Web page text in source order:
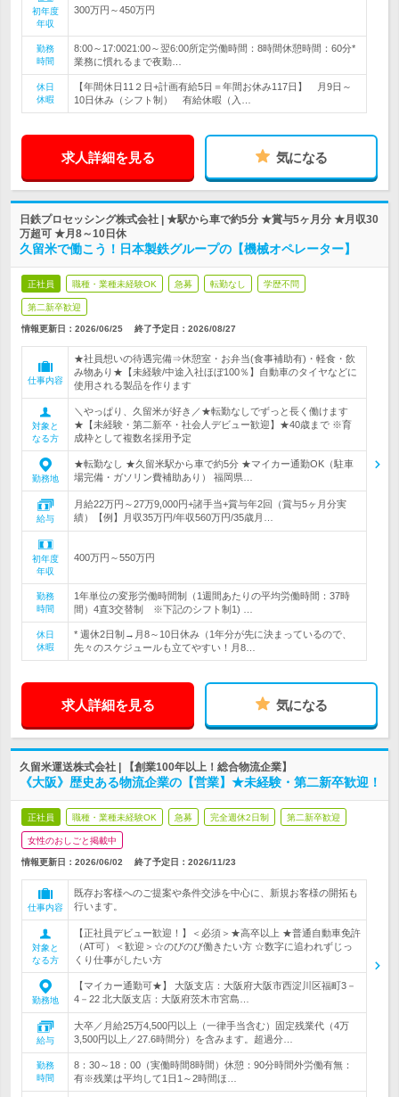
初年度
年収
300万円～450万円
勤務
時間
8:00～17:0021:00～翌6:00所定労働時間：8時間休憩時間：60分*
業務に慣れるまで夜勤…
休日
休暇
【年間休日11２日+計画有給5日＝年間お休み117日】 月9日～
10日休み（シフト制） 有給休暇（入…
求人詳細を見る 気になる
日鉄プロセッシング株式会社 | ★駅から車で約5分 ★賞与5ヶ月分 ★月収30
万超可 ★月8～10日休
久留米で働こう！日本製鉄グループの【機械オペレーター】
正社員 職種・業種未経験OK 急募 転勤なし 学歴不問
第二新卒歓迎
情報更新日：2026/06/25 終了予定日： 2026/08/27
仕事内容
★社員想いの待遇完備⇒休憩室・お弁当(食事補助有)・軽食・飲
み物あり★【未経験/中途入社ほぼ100％】自動車のタイヤなどに
使用される製品を作ります
対象と
なる方
＼やっぱり、久留米が好き／★転勤なしでずっと長く働けます
★【未経験・第二新卒・社会人デビュー歓迎】★40歳まで ※育
成枠として複数名採用予定
勤務地
★転勤なし ★久留米駅から車で約5分 ★マイカー通勤OK（駐車
場完備・ガソリン費補助あり） 福岡県…
給与
月給22万円～27万9,000円+諸手当+賞与年2回（賞与5ヶ月分実
績）【例】月収35万円/年収560万円/35歳月…
初年度
年収
400万円～550万円
勤務
時間
1年単位の変形労働時間制（1週間あたりの平均労働時間：37時
間）4直3交替制 ※下記のシフト制1) …
休日
休暇
* 週休2日制→月8～10日休み（1年分が先に決まっているので、
先々のスケジュールも立てやすい！月8…
求人詳細を見る 気になる
久留米運送株式会社 | 【創業100年以上！総合物流企業】
《大阪》歴史ある物流企業の【営業】★未経験・第二新卒歓迎！
正社員 職種・業種未経験OK 急募 完全週休2日制 第二新卒歓迎
女性のおしごと掲載中
情報更新日：2026/06/02 終了予定日： 2026/11/23
仕事内容
既存お客様へのご提案や条件交渉を中心に、新規お客様の開拓も
行います。
対象と
なる方
【正社員デビュー歓迎！】＜必須＞★高卒以上 ★普通自動車免許
（AT可）＜歓迎＞☆のびのび働きたい方 ☆数字に追われずじっ
くり仕事がしたい方
勤務地
【マイカー通勤可★】 大阪支店：大阪府大阪市西淀川区福町3－
4－22 北大阪支店：大阪府茨木市宮島…
給与
大卒／月給25万4,500円以上（一律手当含む）固定残業代（4万
3,500円以上／27.6時間分）を含みます。超過分…
勤務
時間
8：30～18：00（実働時間8時間）休憩：90分時間外労働有無：
有※残業は平均して1日1～2時間ほ…